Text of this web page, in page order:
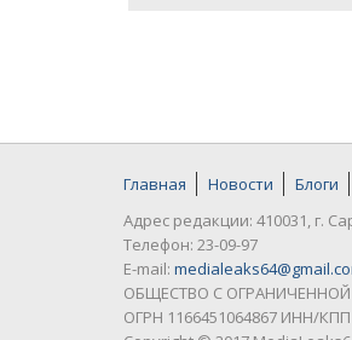
Главная Новости Блоги
Адрес редакции: 410031, г.
Телефон: 23-09-97
E-mail:
ОБЩЕСТВО С
ОГРН 1166451064867 ИНН/КПП